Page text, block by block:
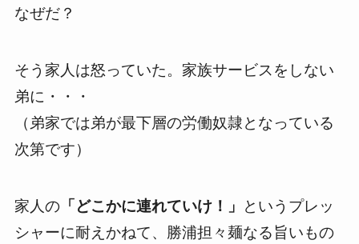
なぜだ？
そう家人は怒っていた。家族サービスをしない
弟に・・・
（弟家では弟が最下層の労働奴隷となっている
次第です）
家人の「どこかに連れていけ！」
というプレッ
シャーに耐えかねて、勝浦担々麺なる旨いもの